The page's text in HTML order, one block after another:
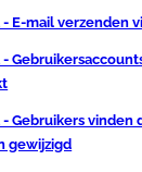
E-mail verzenden
Gebruikers vinden
gewijzigd